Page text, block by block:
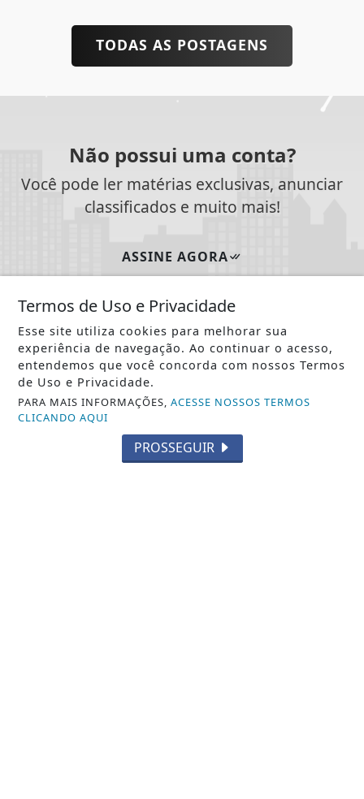
TODAS AS POSTAGENS
Não possui uma conta?
Você pode ler matérias exclusivas, anunciar
classificados e muito mais!
ASSINE AGORA
SIGANOTÍCIA JÁNAS REDES SOCIAIS
Termos de Uso e Privacidade
Esse site utiliza cookies para melhorar sua
experiência de navegação. Ao continuar o acesso,
entendemos que você concorda com nossos Termos
de Uso e Privacidade.
PARA MAIS INFORMAÇÕES,ACESSE NOSSOS TERMOS
CLICANDO AQUI
PROSSEGUIR